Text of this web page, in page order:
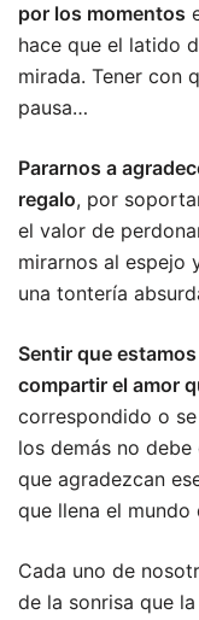
por los momentos
hace que el latido
mirada. Tener con
pausa…
Pararnos a
regalo, por
el valor de
mirarnos al espejo
una tontería
Sentir que
compartir el amor
correspondido o
los demás no
que agradezcan
que llena el mundo
Cada uno de
de la sonrisa que